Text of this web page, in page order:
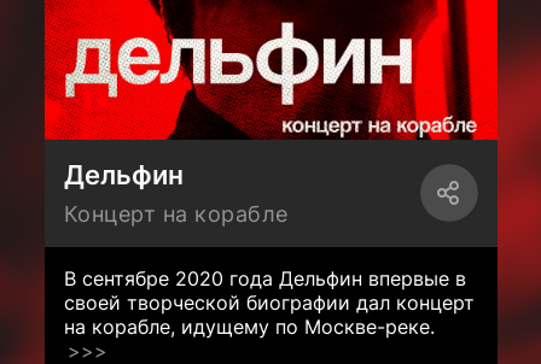
Дельфин
Концерт на корабле
В сентябре 2020 года Дельфин впервые в
своей творческой биографии дал концерт
на корабле, идущему по Москве-реке.
>>>